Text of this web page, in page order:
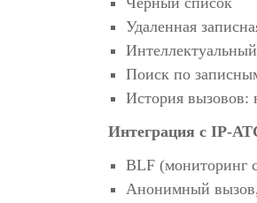
Удаленная
Поиск по
История вызовов:
Интеграция с IP-
BLF (мониторинг
Анонимный